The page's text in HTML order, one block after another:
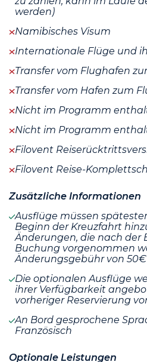
werden)
Namibisches Visum
Internationale Flüge und
Transfer vom Flughafen
Transfer vom Hafen zum
Nicht im Programm
Nicht im Programm
Filovent
Filovent Reise-
Zusätzliche Informationen
Ausflüge müssen
Beginn der Kreuzfahrt
Änderungen, die nach der
Buchung vorgenommen
Änderungsgebühr von
Die optionalen Ausflüge
ihrer Verfügbarkeit
vorheriger Reservierung
An Bord gesprochene
Französisch
Optionale Leistungen